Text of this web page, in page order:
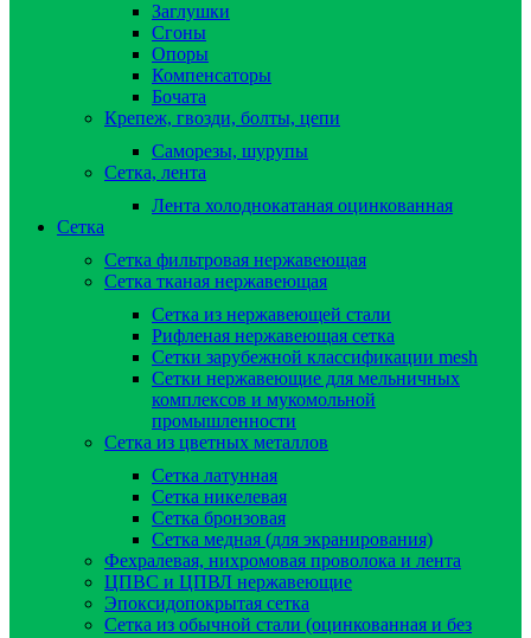
Заглушки
Сгоны
Опоры
Компенсаторы
Бочата
Крепеж, гвозди, болты, цепи
Саморезы, шурупы
Сетка, лента
Лента холоднокатаная оцинкованная
Сетка
Сетка фильтровая нержавеющая
Сетка тканая нержавеющая
Сетка из нержавеющей стали
Рифленая нержавеющая сетка
Сетки зарубежной классификации mesh
Сетки нержавеющие для мельничных
комплексов и мукомольной
промышленности
Сетка из цветных металлов
Сетка латунная
Сетка никелевая
Сетка бронзовая
Сетка медная (для экранирования)
Фехралевая, нихромовая проволока и лента
ЦПВС и ЦПВЛ нержавеющие
Эпоксидопокрытая сетка
Сетка из обычной стали (оцинкованная и без